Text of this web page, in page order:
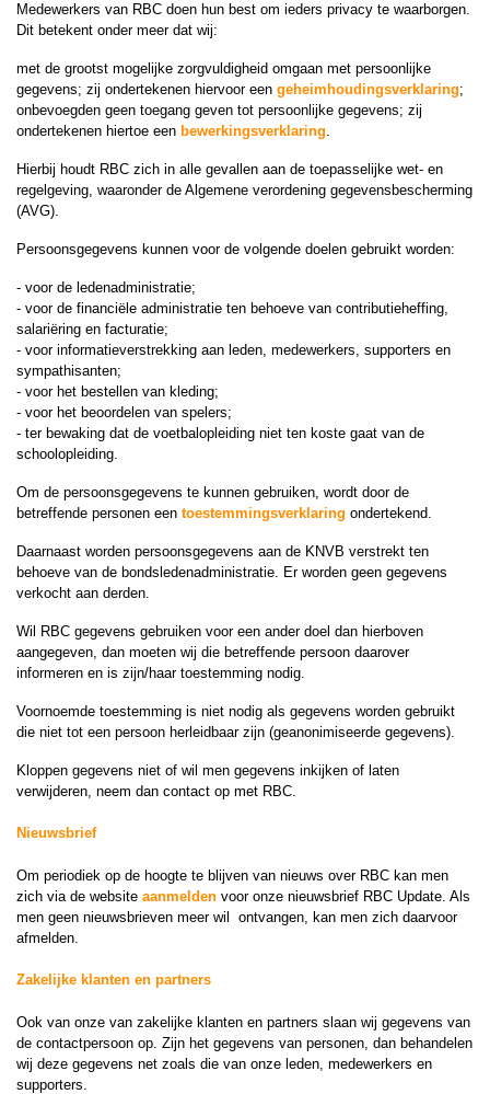
Medewerkers van RBC doen hun best om ieders privacy te waarborgen.
Dit betekent onder meer dat wij:
met de grootst mogelijke zorgvuldigheid omgaan met persoonlijke
gegevens; zij ondertekenen hiervoor een geheimhoudingsverklaring;
onbevoegden geen toegang geven tot persoonlijke gegevens; zij
ondertekenen hiertoe een bewerkingsverklaring.
Hierbij houdt RBC zich in alle gevallen aan de toepasselijke wet- en
regelgeving, waaronder de Algemene verordening gegevensbescherming
(AVG).
Persoonsgegevens kunnen voor de volgende doelen gebruikt worden:
- voor de ledenadministratie;
- voor de financiële administratie ten behoeve van contributieheffing,
salariëring en facturatie;
- voor informatieverstrekking aan leden, medewerkers, supporters en
sympathisanten;
- voor het bestellen van kleding;
- voor het beoordelen van spelers;
- ter bewaking dat de voetbalopleiding niet ten koste gaat van de
schoolopleiding.
Om de persoonsgegevens te kunnen gebruiken, wordt door de
betreffende personen een toestemmingsverklaring ondertekend.
Daarnaast worden persoonsgegevens aan de KNVB verstrekt ten
behoeve van de bondsledenadministratie. Er worden geen gegevens
verkocht aan derden.
Wil RBC gegevens gebruiken voor een ander doel dan hierboven
aangegeven, dan moeten wij die betreffende persoon daarover
informeren en is zijn/haar toestemming nodig.
Voornoemde toestemming is niet nodig als gegevens worden gebruikt
die niet tot een persoon herleidbaar zijn (geanonimiseerde gegevens).
Kloppen gegevens niet of wil men gegevens inkijken of laten
verwijderen, neem dan contact op met RBC.
Nieuwsbrief
Om periodiek op de hoogte te blijven van nieuws over RBC kan men
zich via de website aanmelden voor onze nieuwsbrief RBC Update. Als
men geen nieuwsbrieven meer wil ontvangen, kan men zich daarvoor
afmelden.
Zakelijke klanten en partners
Ook van onze van zakelijke klanten en partners slaan wij gegevens van
de contactpersoon op. Zijn het gegevens van personen, dan behandelen
wij deze gegevens net zoals die van onze leden, medewerkers en
supporters.